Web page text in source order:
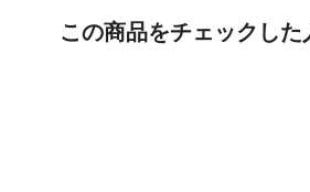
この商品をチェックし